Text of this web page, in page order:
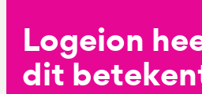
Logeion
dit